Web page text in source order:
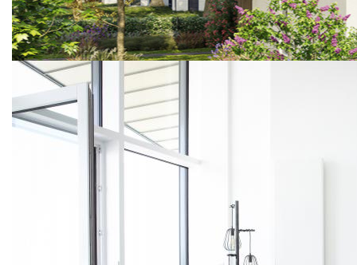
Description
Réf : HARMONY-Lot9
OSTWALD - Petite résidence intimiste dans un
environnement pavillionnaire :
APPARTEMENT 3 pièces avec terrasse.
Livraison Septembre Septembre 2027.
Du REZ DE JARDIN à L'ATTIQUE - DU 2 AU 4 pièces
sud de strasbourg, de Neudorf à Illkrich. D'autres
possibilités aux alentours aussi. Consultez-nous.